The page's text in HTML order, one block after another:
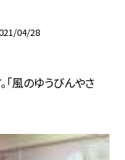
04/28
風のゆうびんやさ